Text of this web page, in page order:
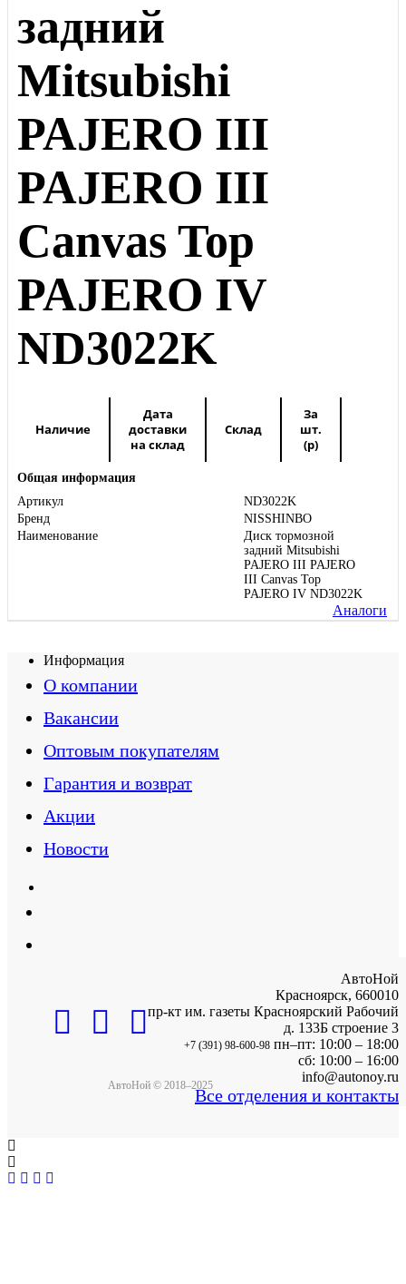
задний
Mitsubishi
PAJERO III
PAJERO III
Canvas Top
PAJERO IV
ND3022K
Наличие
Дата
доставки
на склад
Склад
За
шт.
(p)
Общая информация
Артикул
ND3022K
Бренд
NISSHINBO
Наименование
Диск тормозной
задний Mitsubishi
PAJERO III PAJERO
III Canvas Top
PAJERO IV ND3022K
Аналоги
Информация
О компании
Вакансии
Оптовым покупателям
Гарантия и возврат
Акции
Новости
АвтоНой
Красноярск, 660010
пр-кт им. газеты Красноярский Рабочий
д. 133Б строение 3
+7 (391) 98-600-98 пн–пт: 10:00 – 18:00
сб: 10:00 – 16:00
info@autonoy.ru
Все отделения и контакты
АвтоНой © 2018–2025